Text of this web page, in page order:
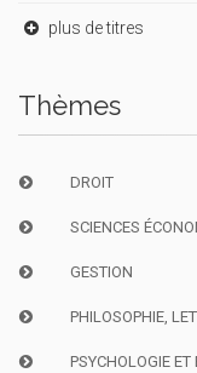
plus de titres
Thèmes
DROIT
SCIENCES
GESTION
PHILOSOPHIE,
PSYCHOLOGIE ET